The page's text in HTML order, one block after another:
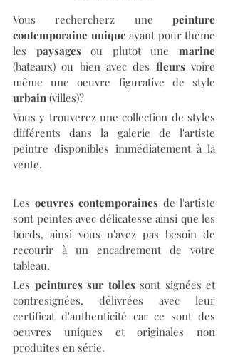
Vous rechercherz une peinture
contemporaine unique ayant pour thème
les paysages ou plutot une marine
(bateaux) ou bien avec des fleurs voire
urbain (villes)?
Vous y trouverez une collection de styles
différents dans la galerie de l'artiste
peintre disponibles immédiatement à la
vente.
Les oeuvres contemporaines de l'artiste
sont peintes avec délicatesse ainsi que les
bords, ainsi vous n'avez pas besoin de
recourir à un encadrement de votre
tableau.
Les peintures sur toiles sont signées et
contresignées, délivrées avec leur
certificat d'authenticité car ce sont des
oeuvres uniques et originales non
produites en série.